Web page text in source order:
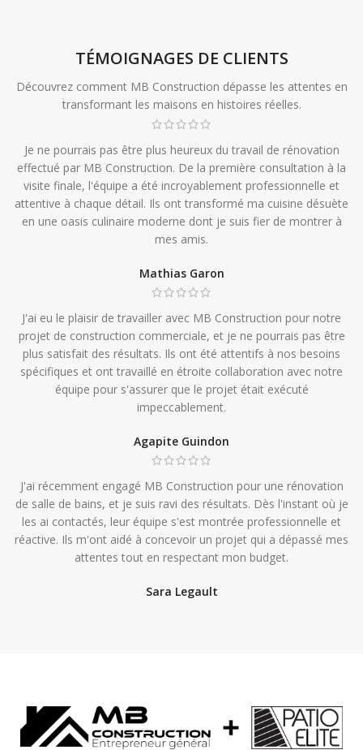
TÉMOIGNAGES DE CLIENTS
Découvrez comment MB Construction dépasse les attentes en
transformant les maisons en histoires réelles.
Je ne pourrais pas être plus heureux du travail de rénovation
effectué par MB Construction. De la première consultation à la
visite finale, l'équipe a été incroyablement professionnelle et
attentive à chaque détail. Ils ont transformé ma cuisine désuète
en une oasis culinaire moderne dont je suis fier de montrer à
mes amis.
Mathias Garon
J'ai eu le plaisir de travailler avec MB Construction pour notre
projet de construction commerciale, et je ne pourrais pas être
plus satisfait des résultats. Ils ont été attentifs à nos besoins
spécifiques et ont travaillé en étroite collaboration avec notre
équipe pour s'assurer que le projet était exécuté
impeccablement.
Agapite Guindon
J'ai récemment engagé MB Construction pour une rénovation
de salle de bains, et je suis ravi des résultats. Dès l'instant où je
les ai contactés, leur équipe s'est montrée professionnelle et
réactive. Ils m'ont aidé à concevoir un projet qui a dépassé mes
attentes tout en respectant mon budget.
Sara Legault